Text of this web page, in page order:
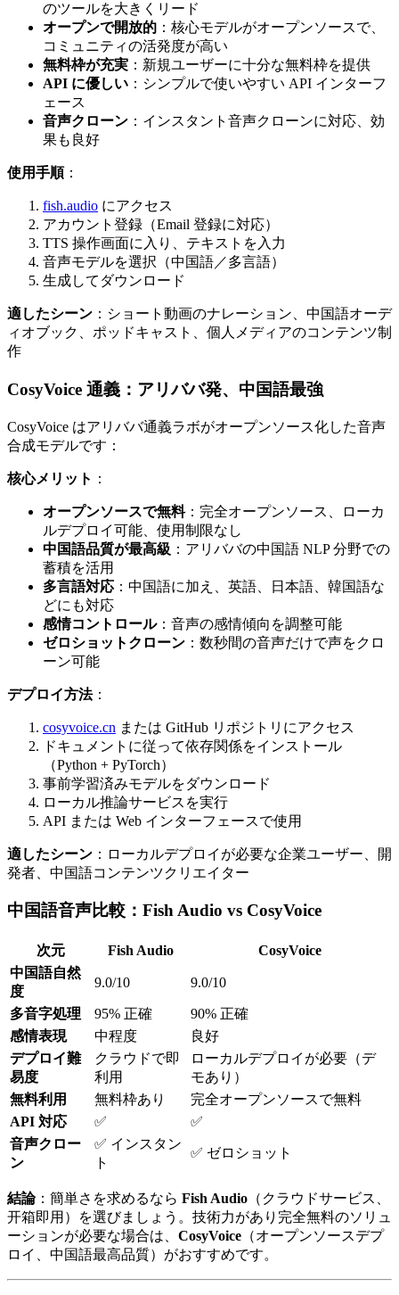
のツールを大きくリード
オープンで開放的 ：核心モデルがオープンソースで、
コミュニティの活発度が高い
無料枠が充実 ：新規ユーザーに十分な無料枠を提供
API に優しい ：シンプルで使いやすい API インターフ
ェース
音声クローン ：インスタント音声クローンに対応、効
果も良好
使用手順：
fish.audio にアクセス
アカウント登録（Email 登録に対応）
TTS 操作画面に入り、テキストを入力
音声モデルを選択（中国語／多言語）
生成してダウンロード
適したシーン ：ショート動画のナレーション、中国語オーデ
ィオブック、ポッドキャスト、個人メディアのコンテンツ制
作
CosyVoice 通義：アリババ発、中国語最強
CosyVoice はアリババ通義ラボがオープンソース化した音声
合成モデルです：
核心メリット ：
オープンソースで無料：完全オープンソース、ローカ
ルデプロイ可能、使用制限なし
中国語品質が最高級 ：アリババの中国語 NLP 分野での
蓄積を活用
多言語対応 ：中国語に加え、英語、日本語、韓国語な
どにも対応
感情コントロール：音声の感情傾向を調整可能
ゼロショットクローン ：数秒間の音声だけで声をクロ
ーン可能
デプロイ方法：
cosyvoice.cn または GitHub リポジトリにアクセス
ドキュメントに従って依存関係をインストール
（Python + PyTorch）
事前学習済みモデルをダウンロード
ローカル推論サービスを実行
API または Web インターフェースで使用
適したシーン ：ローカルデプロイが必要な企業ユーザー、開
発者、中国語コンテンツクリエイター
中国語音声比較：Fish Audio vs CosyVoice
次元 Fish Audio
CosyVoice
中国語自然
度
9.0/10 9.0/10
多音字処理 95% 正確
90% 正確
感情表現
中程度
良好
デプロイ難
易度
クラウドで即
利用
ローカルデプロイが必要（デ
モあり）
無料利用
無料枠あり
完全オープンソースで無料
API 対応
✅
✅
音声クロー
ン
✅ インスタン
ト
✅ ゼロショット
結論：簡単さを求めるなら Fish Audio （クラウドサービス、
开箱即用）を選びましょう。技術力があり完全無料のソリュ
ーションが必要な場合は、 CosyVoice （オープンソースデプ
ロイ、中国語最高品質）がおすすめです。